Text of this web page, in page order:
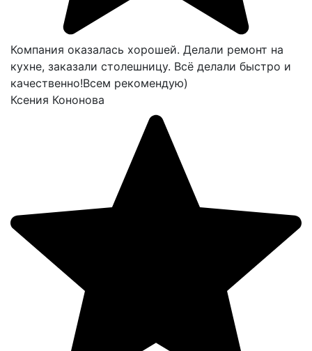
Компания оказалась хорошей. Делали ремонт на
кухне, заказали столешницу. Всё делали быстро и
качественно!Всем рекомендую)
Ксения Кононова